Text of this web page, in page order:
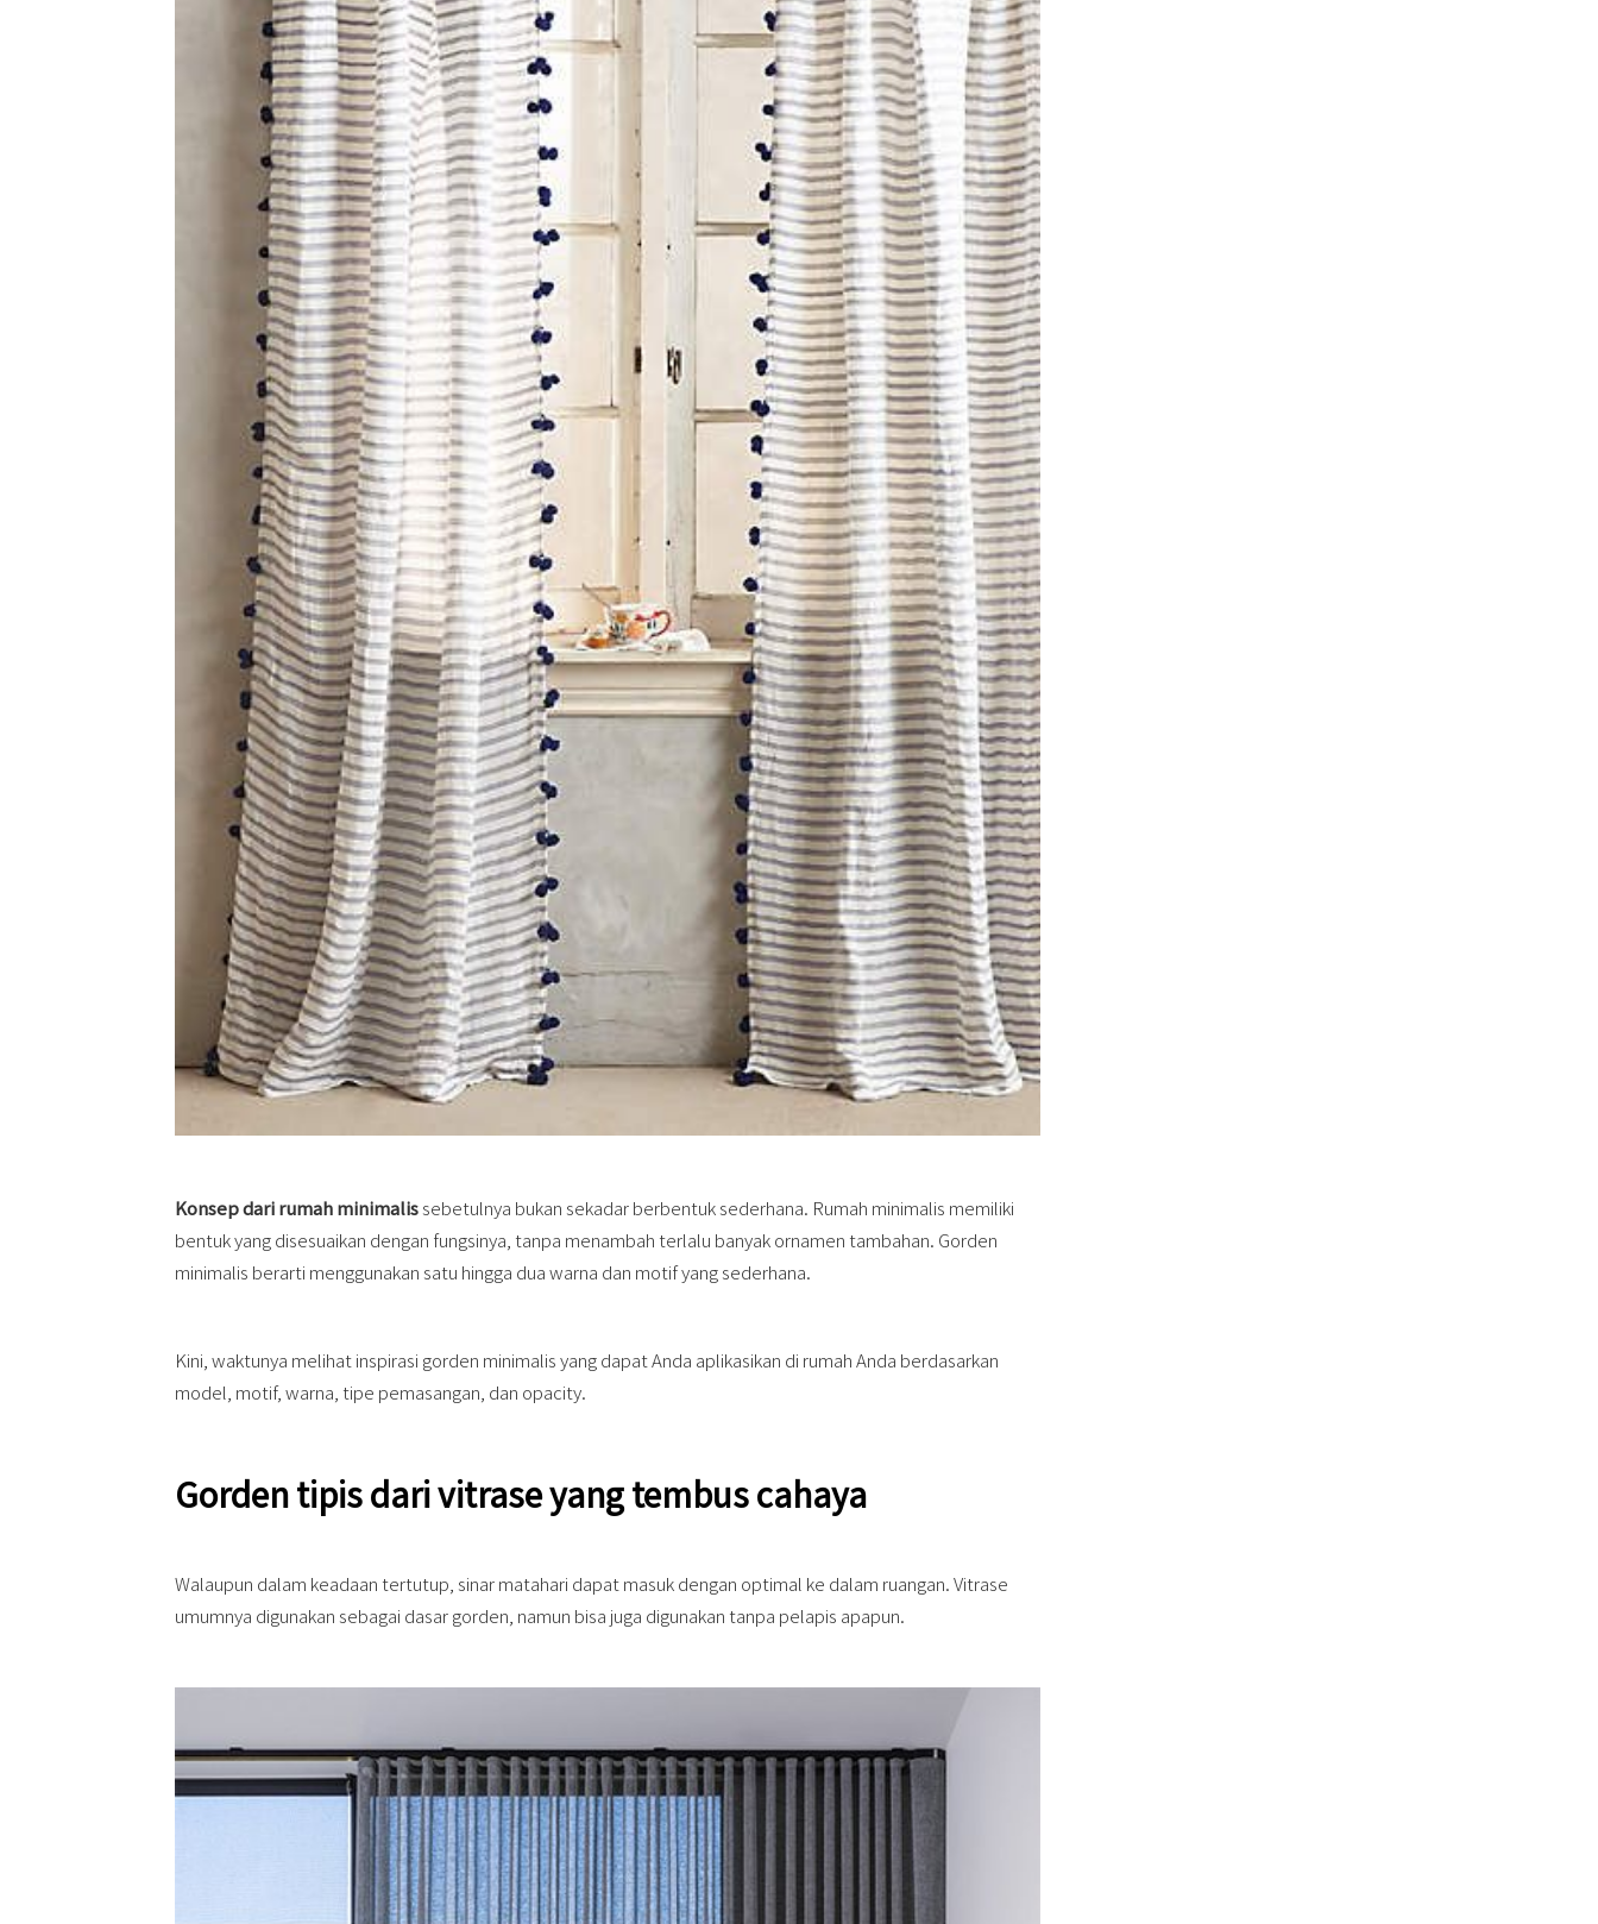
Konsep dari rumah minimalissebetulnya bukan sekadar berbentuk sederhana. Rumah minimalis memiliki
bentuk yang disesuaikan dengan fungsinya, tanpa menambah terlalu banyak ornamen tambahan. Gorden
minimalis berarti menggunakan satu hingga dua warna dan motif yang sederhana.
Kini, waktunya melihat inspirasi gorden minimalis yang dapat Anda aplikasikan di rumah Anda berdasarkan
model, motif, warna, tipe pemasangan, dan opacity.
Gorden tipis dari vitrase yang tembus cahaya
Walaupun dalam keadaan tertutup, sinar matahari dapat masuk dengan optimal ke dalam ruangan. Vitrase
umumnya digunakan sebagai dasar gorden, namun bisa juga digunakan tanpa pelapis apapun.